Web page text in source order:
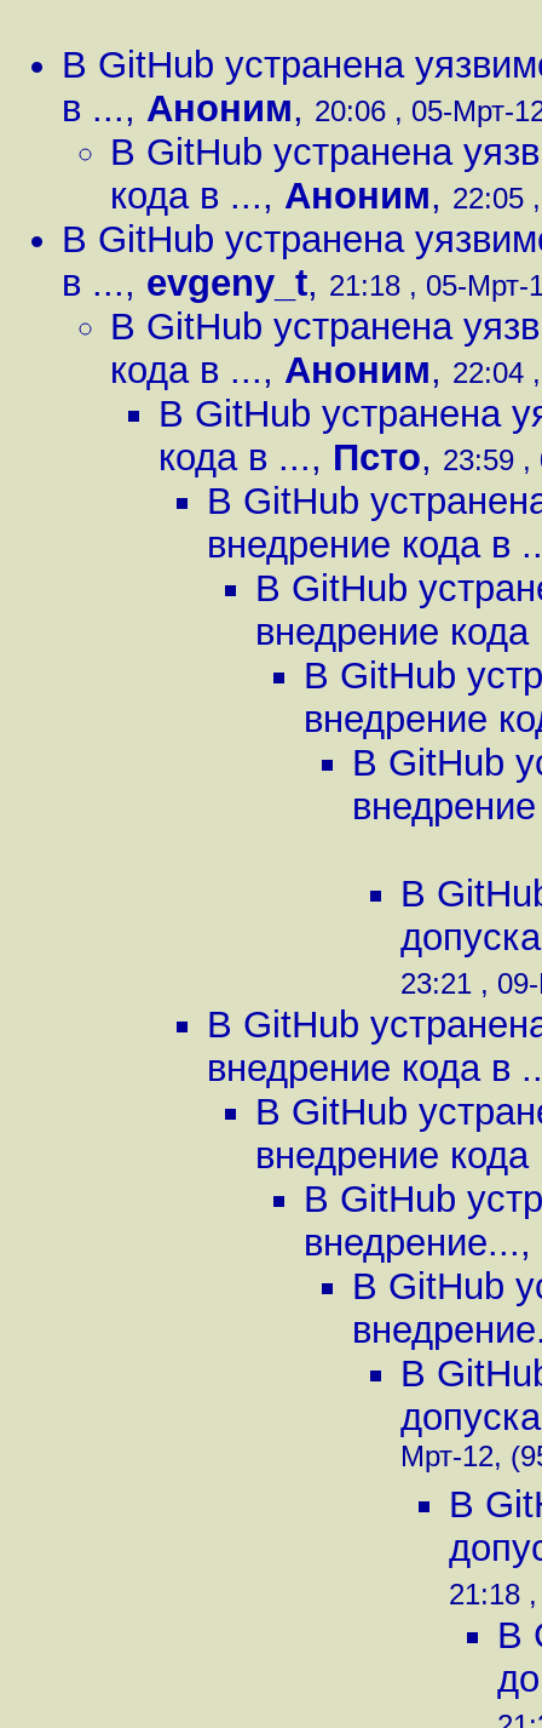
В GitHub устранена
в ..., Аноним, 20:06 , 05-Мрт-
В GitHub устранена
кода в ..., Аноним, 22:05
В GitHub устранена
в ..., evgeny_t, 21:18 , 05-Мрт-
В GitHub устранена
кода в ..., Аноним, 22:04
В GitHub устранена
кода в ..., Псто, 23:59 ,
В GitHub
внедрение кода в
В GitHub
внедрение кода
В GitHub
внедрение
В GitHub
В
23:21 ,
В GitHub
внедрение кода в
В GitHub
внедрение кода
В GitHub
внедрение...,
В GitHub
В
Мрт-12,
В
21:18
В